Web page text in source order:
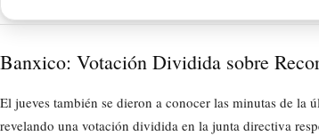
Banxico: Votación Dividida sobre
El jueves también se dieron a conocer las minutas de
revelando una votación dividida en la junta directiva